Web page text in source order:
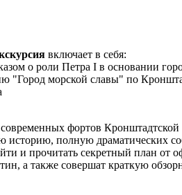
включает в себя:
о роли Петра I в основании
"Город морской славы" по
фортов
историю, полную драматических
и прочитать секретный план
а также совершат краткую